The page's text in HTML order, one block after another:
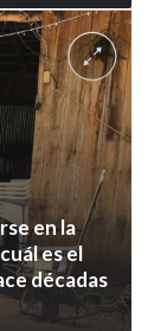
en la
es el
décadas